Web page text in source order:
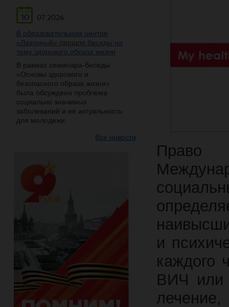
10
07.2026
В образовательном центре
«Лазурный» прошли беседы на
тему здорового образа жизни
В рамках семинара-беседы
«Основы здорового и
безопасного образа жизни»
была обсуждена проблема
социально значимых
заболеваний и её актуальность
для молодежи.
Все новости
Право
и
каждого
ВИЧ или